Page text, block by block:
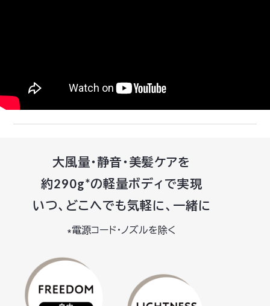
大風量・静音・美髪ケアを
約290g*の軽量ボディで実現
いつ、どこへでも気軽に、一緒に
∗電源コード・ノズルを除く